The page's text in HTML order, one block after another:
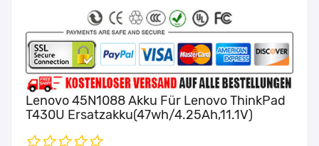
Lenovo 45N1088 Akku Für Lenovo ThinkPad
T430U Ersatzakku(47wh/4.25Ah,11.1V)